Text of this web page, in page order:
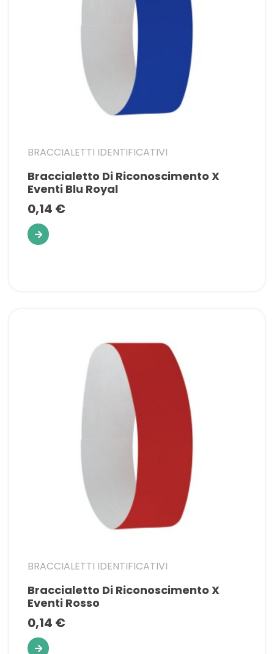
BRACCIALETTI IDENTIFICATIVI
Braccialetto Di Riconoscimento X
Eventi Blu Royal
0,14 €
BRACCIALETTI IDENTIFICATIVI
Braccialetto Di Riconoscimento X
Eventi Rosso
0,14 €